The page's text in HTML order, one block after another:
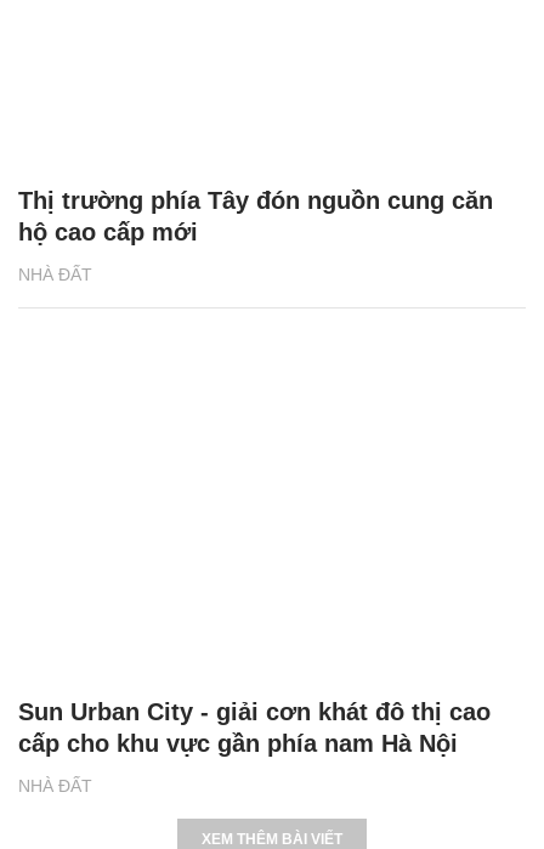
NHÀ ĐẤT
Thị trường phía Tây đón nguồn cung căn
hộ cao cấp mới
NHÀ ĐẤT
Sun Urban City - giải cơn khát đô thị cao
cấp cho khu vực gần phía nam Hà Nội
XEM THÊM BÀI VIẾT